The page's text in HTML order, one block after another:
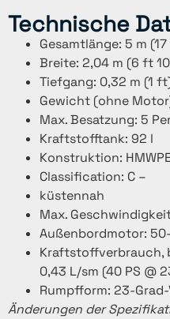
Technische
Gesamtlänge: 5 m
Breite: 2,04 m (6 ft
Tiefgang: 0,32 m (1
Gewicht (ohne
Max. Besatzung: 5
Kraftstofftank: 92 l
Konstruktion:
Classification: C –
küstennah
Max.
Außenbordmotor:
Kraftstoffverbrauch,
0,43 L/sm (40 PS @
Rumpfform: 23-
Änderungen der